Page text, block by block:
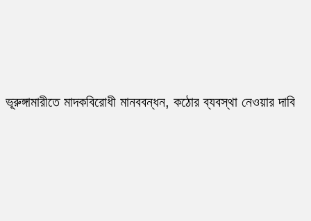
ভূরুঙ্গামারীতে মাদকবিরোধী মানববন্ধন, কঠোর ব্যবস্থা নেওয়ার দাবি